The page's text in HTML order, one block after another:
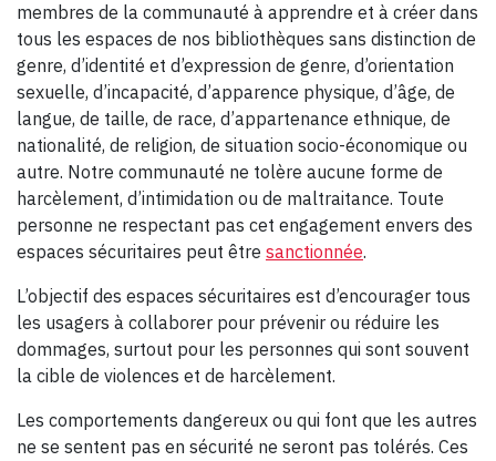
membres de la communauté à apprendre et à créer dans
tous les espaces de nos bibliothèques sans distinction de
genre, d’identité et d’expression de genre, d’orientation
sexuelle, d’incapacité, d’apparence physique, d’âge, de
langue, de taille, de race, d’appartenance ethnique, de
nationalité, de religion, de situation socio-économique ou
autre. Notre communauté ne tolère aucune forme de
harcèlement, d’intimidation ou de maltraitance. Toute
personne ne respectant pas cet engagement envers des
espaces sécuritaires peut être sanctionnée.
L’objectif des espaces sécuritaires est d’encourager tous
les usagers à collaborer pour prévenir ou réduire les
dommages, surtout pour les personnes qui sont souvent
la cible de violences et de harcèlement.
Les comportements dangereux ou qui font que les autres
ne se sentent pas en sécurité ne seront pas tolérés. Ces